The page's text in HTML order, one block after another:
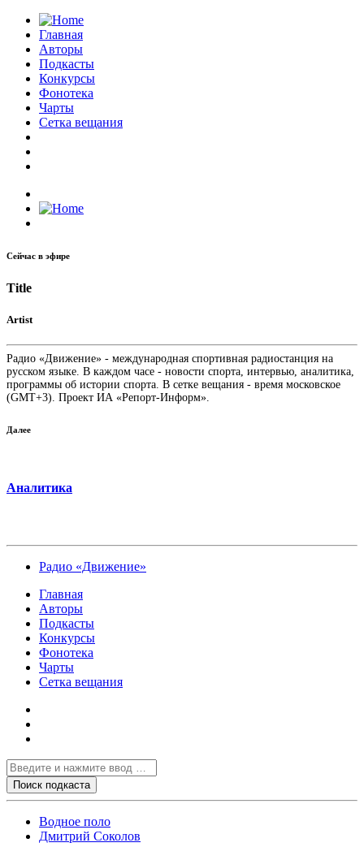
Главная
Авторы
Подкасты
Конкурсы
Фонотека
Чарты
Сетка вещания
Сейчас в эфире
Title
Artist
Радио «Движение» - международная спортивная радиостанция на
русском языке. В каждом часе - новости спорта, интервью, аналитика,
программы об истории спорта. В сетке вещания - время московское
(GMT+3). Проект ИА «Репорт-Информ».
Далее
Аналитика
Радио «Движение»
Главная
Авторы
Подкасты
Конкурсы
Фонотека
Чарты
Сетка вещания
Водное поло
Дмитрий Соколов